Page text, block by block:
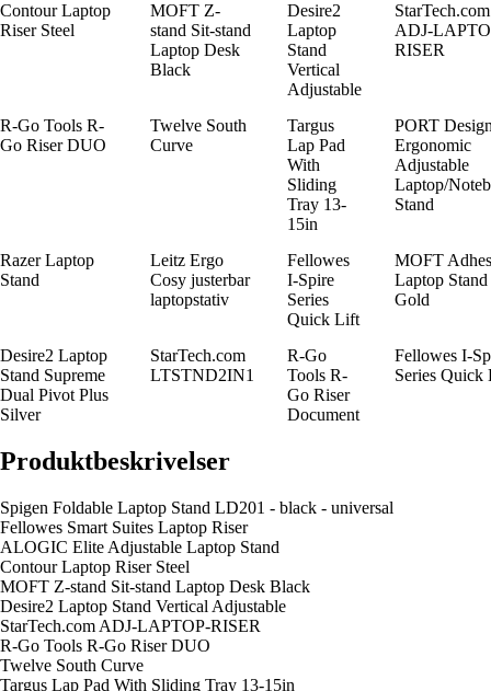
Contour Laptop
Riser Steel
MOFT Z-
stand Sit-stand
Laptop Desk
Black
Desire2
Laptop
Stand
Vertical
Adjustable
StarTech.com
ADJ-
RISER
R-Go Tools R-
Go Riser DUO
Twelve South
Curve
Targus
Lap Pad
With
Sliding
Tray 13-
15in
PORT
Ergonomic
Adjustable
Laptop/
Stand
Razer Laptop
Stand
Leitz Ergo
Cosy justerbar
laptopstativ
Fellowes
I-Spire
Series
Quick Lift
MOFT
Laptop Stand
Gold
Desire2 Laptop
Stand Supreme
Dual Pivot Plus
Silver
StarTech.com
LTSTND2IN1
R-Go
Tools R-
Go Riser
Document
Fellowes I-
Series Quick
Produktbeskrivelser
Spigen Foldable Laptop Stand LD201 - black - universal
Fellowes Smart Suites Laptop Riser
ALOGIC Elite Adjustable Laptop Stand
Contour Laptop Riser Steel
MOFT Z-stand Sit-stand Laptop Desk Black
Desire2 Laptop Stand Vertical Adjustable
StarTech.com ADJ-LAPTOP-RISER
R-Go Tools R-Go Riser DUO
Twelve South Curve
Targus Lap Pad With Sliding Tray 13-15in